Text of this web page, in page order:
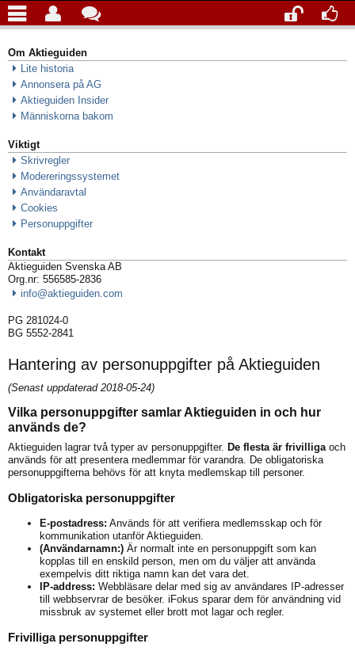
Om Aktieguiden
Lite historia
Annonsera på AG
Aktieguiden Insider
Människorna bakom
Viktigt
Skrivregler
Modereringssystemet
Användaravtal
Cookies
Personuppgifter
Kontakt
Aktieguiden Svenska AB
Org.nr: 556585-2836
info@aktieguiden.com
PG 281024-0
BG 5552-2841
Hantering av personuppgifter på Aktieguiden
(Senast uppdaterad 2018-05-24)
Vilka personuppgifter samlar Aktieguiden in och hur
används de?
Aktieguiden lagrar två typer av personuppgifter. De flesta är frivilliga och
används för att presentera medlemmar för varandra. De obligatoriska
personuppgifterna behövs för att knyta medlemskap till personer.
Obligatoriska personuppgifter
E-postadress: Används för att verifiera medlemsskap och för
kommunikation utanför Aktieguiden.
(Användarnamn:) Är normalt inte en personuppgift som kan
kopplas till en enskild person, men om du väljer att använda
exempelvis ditt riktiga namn kan det vara det.
IP-address: Webbläsare delar med sig av användares IP-adresser
till webbservrar de besöker. iFokus sparar dem för användning vid
missbruk av systemet eller brott mot lagar och regler.
Frivilliga personuppgifter